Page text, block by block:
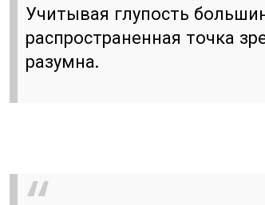
Учитывая глупость
распространенная точка
разумна.